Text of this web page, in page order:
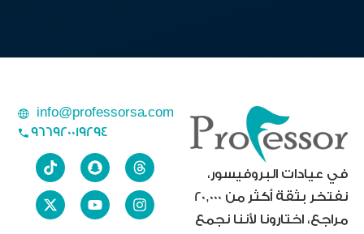
في عيادات البروفيسور،
نفتخر بثقة أكثر من 20,000
مراجع، اختارونا لأننا نجمع
info@professorsa.com
966920019294